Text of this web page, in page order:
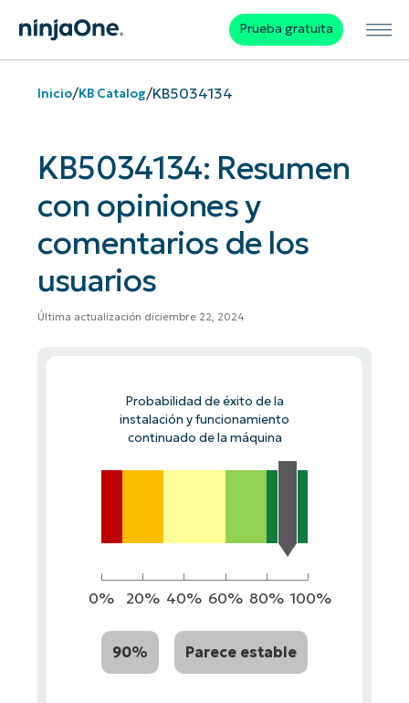
Prueba gratuita
Inicio/KB Catalog/KB5034134
KB5034134: Resumen
con opiniones y
comentarios de los
usuarios
Última actualización diciembre 22, 2024
Probabilidad de éxito de la
instalación y funcionamiento
continuado de la máquina
0% 20% 40% 60% 80% 100%
90% Parece estable